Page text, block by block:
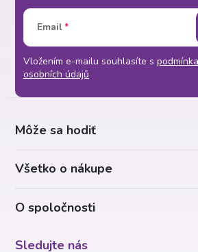
Email
Vložením e-mailu souhlasíte s
osobních údajů
O spoločnosti
Sledujte nás
Môže sa hodiť
Všetko o nákupe